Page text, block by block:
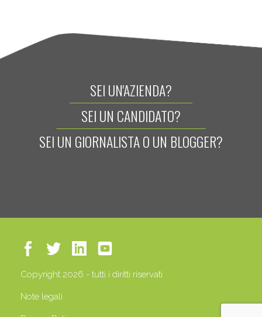
SEI UN'AZIENDA?
SEI UN CANDIDATO?
SEI UN GIORNALISTA O UN BLOGGER?
Copyright 2026 - tutti i diritti riservati
Note legali